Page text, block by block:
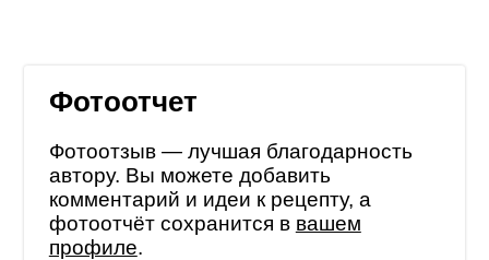
Фотоотчет
Фотоотзыв — лучшая благодарность
автору. Вы можете добавить
комментарий и идеи к рецепту, а
фотоотчёт сохранится в вашем
профиле.